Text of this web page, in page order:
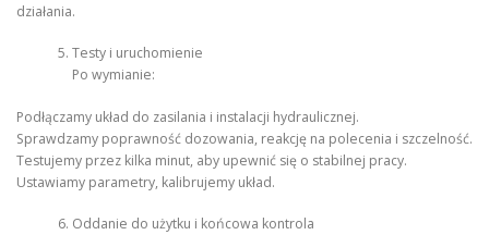
działania.
Testy i uruchomienie
Po wymianie:
Podłączamy układ do zasilania i instalacji hydraulicznej.
Sprawdzamy poprawność dozowania, reakcję na polecenia i szczelność.
Testujemy przez kilka minut, aby upewnić się o stabilnej pracy.
Ustawiamy parametry, kalibrujemy układ.
Oddanie do użytku i końcowa kontrola